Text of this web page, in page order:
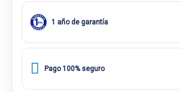
1 año de garantía
Pago 100% seguro